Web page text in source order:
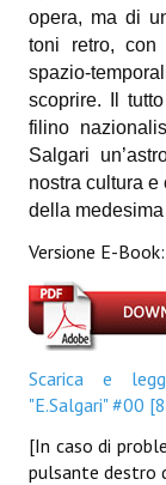
Giganti d'Acciaio
I.S. "E.Salgari"
TenCentsVerso
Golden City
Joumon
Borley Rectory
Eon
CHI SIAMO
opera, ma di
toni retro,
spazio-
scoprire. Il
filino
Salgari
nostra cultura
della
Versione E-Book:
Scarica e
"E.Salgari" #00
[In caso di
pulsante destro